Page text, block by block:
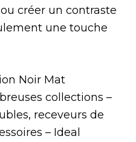
créer un contraste
une touche
Noir Mat
collections –
receveurs de
– Ideal